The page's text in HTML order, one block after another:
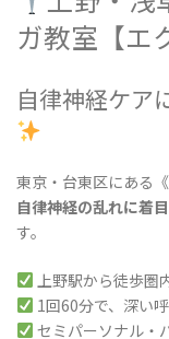
ガ教室【エ
自律神経ケア
東京・台東区にある
自律神経の乱れに着
す。
上野駅から徒歩圏
1回60分で、深い
セミパーソナル・